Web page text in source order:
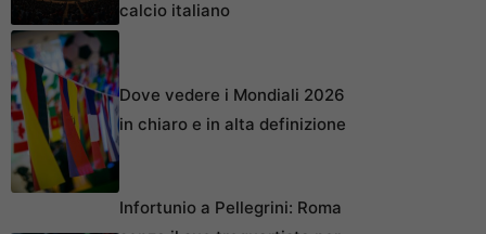
calcio italiano
Dove vedere i Mondiali 2026
in chiaro e in alta definizione
Infortunio a Pellegrini: Roma